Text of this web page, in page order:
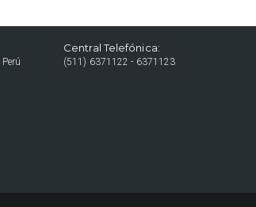
Central Telefónica:
(511) 6371122 - 6371123